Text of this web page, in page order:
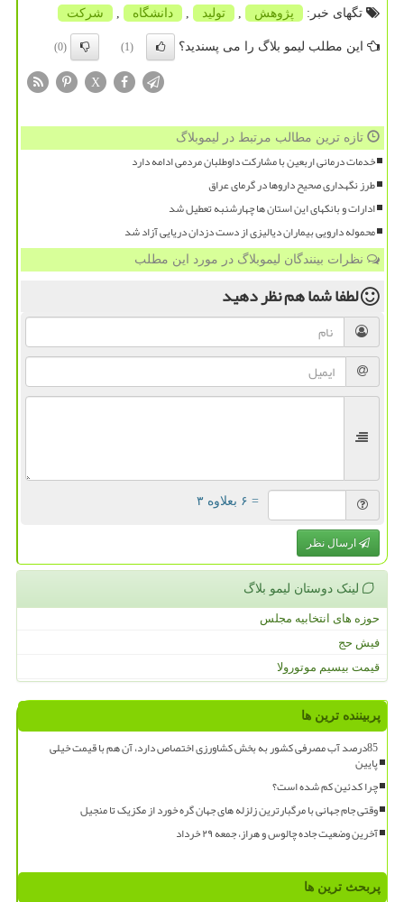
تگهای خبر:
پژوهش , تولید , دانشگاه , شركت
این مطلب لیمو بلاگ را می پسندید؟ (1)
(0)
X
تازه ترین مطالب مرتبط در لیموبلاگ
خدمات درمانی اربعین با مشارکت داوطلبان مردمی ادامه دارد
طرز نگهداری صحیح داروها در گرمای عراق
ادارات و بانکهای این استان ها چهارشنبه تعطیل شد
محموله دارویی بیماران دیالیزی از دست دزدان دریایی آزاد شد
نظرات بینندگان لیموبلاگ در مورد این مطلب
لطفا شما همنظر دهید
= ۶ بعلاوه ۳
ارسال نظر
لینک دوستان لیمو بلاگ
حوزه های انتخابیه مجلس
فیش حج
قیمت بیسیم موتورولا
پربیننده ترین ها
85درصد آب مصرفی کشور به بخش کشاورزی اختصاص دارد، آن هم با قیمت خیلی
پایین
چرا کدئین کم شده است؟
وقتی جام جهانی با مرگبارترین زلزله های جهان گره خورد از مکزیک تا منجیل
آخرین وضعیت جاده چالوس و هراز، جمعه ۲۹ خرداد
پربحث ترین ها